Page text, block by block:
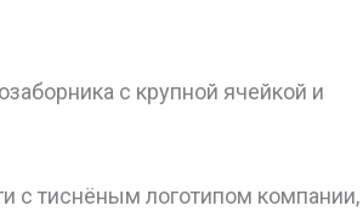
с крупной ячейкой и
с тиснёным логотипом компании,